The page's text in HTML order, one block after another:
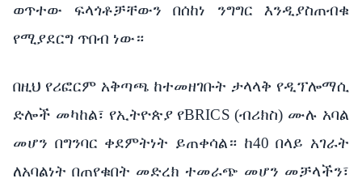
ወጥተው ፍላጎቶቻቸውን በሰከነ ንግግር እንዲያስጠብቁ
የሚያደርግ ጥበብ ነው።
በዚህ የሪፎርም አቅጣጫ ከተመዘገቡት ታላላቅ የዲፕሎማሲ
ድሎች መካከል፣ የኢትዮጵያ የBRICS (ብሪክስ) ሙሉ አባል
መሆን በግንባር ቀደምትነት ይጠቀሳል። ከ40 በላይ አገራት
ለአባልነት በጠየቁበት መድረክ ተመራጭ መሆን መቻላችን፣